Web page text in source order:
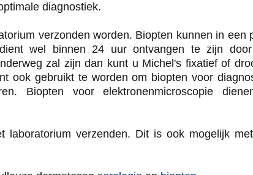
diagnostiek.
verzonden worden. Biopten kunnen in een
wel binnen 24 uur ontvangen te zijn
zal zijn dan kunt u Michel's fixatief of
ook gebruikt te worden om biopten voor
Biopten voor elektronenmicroscopie
verzenden. Dit is ook mogelijk